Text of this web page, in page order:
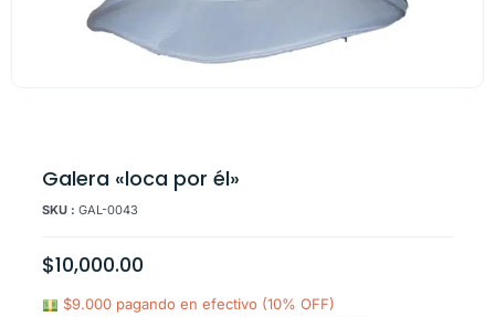
Galera «loca por él»
SKU : GAL-0043
$10,000.00
$9.000 pagando en efectivo (10% OFF)